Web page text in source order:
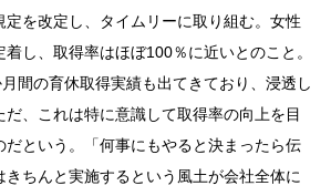
定を改定し、タイムリーに取り組む。女性
し、取得率はほぼ100％に近いとのこと。
間の育休取得実績も出てきており、浸透し
、これは特に意識して取得率の向上を目
だという。「何事にもやると決まったら伝
きちんと実施するという風土が会社全体に